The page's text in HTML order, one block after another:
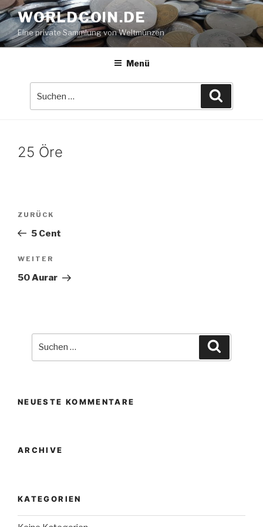
Zum
Inhalt
springen
WORLDCOIN.DE
Eine private Sammlung von Weltmünzen
Menü
25 Öre
Beitrags-
Vorheriger
Beitrag
ZURÜCK
5 Cent
Nächster
Beitrag
WEITER
50 Aurar
NEUESTE KOMMENTARE
ARCHIVE
KATEGORIEN